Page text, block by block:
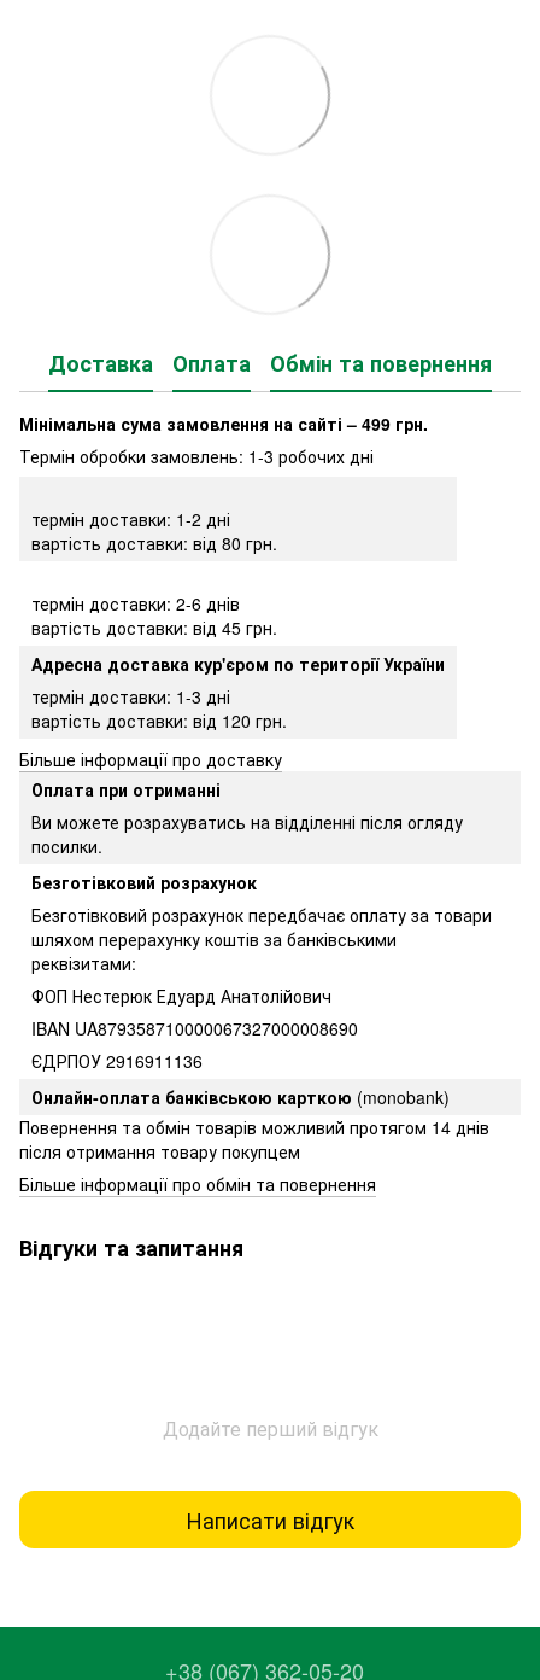
Доставка Оплата Обмін та повернення
Мінімальна сума замовлення на сайті – 499 грн.
Термін обробки замовлень: 1-3 робочих дні
термін доставки: 1-2 дні
вартість доставки: від 80 грн.
термін доставки: 2-6 днів
вартість доставки: від 45 грн.
Адресна доставка кур'єром по території України
термін доставки: 1-3 дні
вартість доставки: від 120 грн.
Більше інформації про доставку
Оплата при отриманні
Ви можете розрахуватись на відділенні після огляду
посилки.
Безготівковий розрахунок
Безготівковий розрахунок передбачає оплату за товари
шляхом перерахунку коштів за банківськими
реквізитами:
ФОП Нестерюк Едуард Анатолійович
IBAN UA879358710000067327000008690
ЄДРПОУ 2916911136
Онлайн-оплата банківською карткою (monobank)
Повернення та обмін товарів можливий протягом 14 днів
після отримання товару покупцем
Більше інформації про обмін та повернення
Відгуки та запитання
Додайте перший відгук
Написати відгук
+38 (067) 362-05-20